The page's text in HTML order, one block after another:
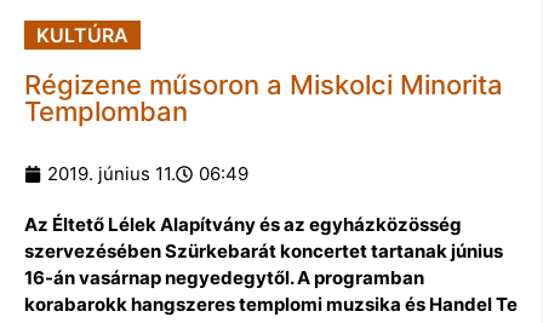
KULTÚRA
Régizene műsoron a Miskolci Minorita
Templomban
2019. június 11. 06:49
Az Éltető Lélek Alapítvány és az egyházközösség
szervezésében Szürkebarát koncertet tartanak június
16-án vasárnap negyedegytől. A programban
korabarokk hangszeres templomi muzsika és Handel Te